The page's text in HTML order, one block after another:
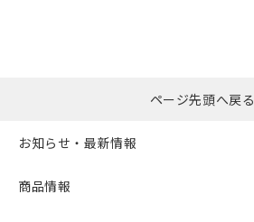
ページ先頭へ戻る
お知らせ・最新情報
商品情報